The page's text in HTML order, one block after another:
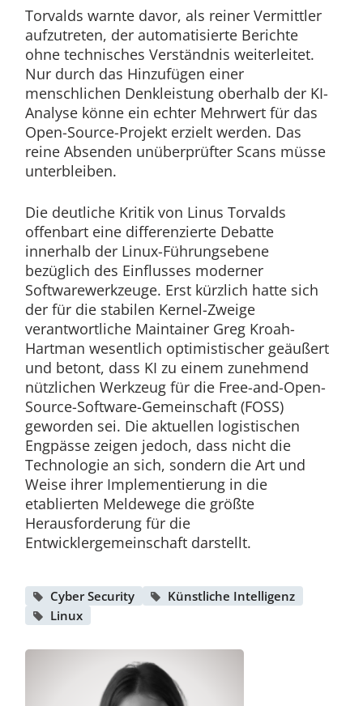
Torvalds warnte davor, als reiner Vermittler
aufzutreten, der automatisierte Berichte
ohne technisches Verständnis weiterleitet.
Nur durch das Hinzufügen einer
menschlichen Denkleistung oberhalb der KI-
Analyse könne ein echter Mehrwert für das
Open-Source-Projekt erzielt werden. Das
reine Absenden unüberprüfter Scans müsse
unterbleiben.
Die deutliche Kritik von Linus Torvalds
offenbart eine differenzierte Debatte
innerhalb der Linux-Führungsebene
bezüglich des Einflusses moderner
Softwarewerkzeuge. Erst kürzlich hatte sich
der für die stabilen Kernel-Zweige
verantwortliche Maintainer Greg Kroah-
Hartman wesentlich optimistischer geäußert
und betont, dass KI zu einem zunehmend
nützlichen Werkzeug für die Free-and-Open-
Source-Software-Gemeinschaft (FOSS)
geworden sei. Die aktuellen logistischen
Engpässe zeigen jedoch, dass nicht die
Technologie an sich, sondern die Art und
Weise ihrer Implementierung in die
etablierten Meldewege die größte
Herausforderung für die
Entwicklergemeinschaft darstellt.
Cyber Security
Künstliche Intelligenz
Linux